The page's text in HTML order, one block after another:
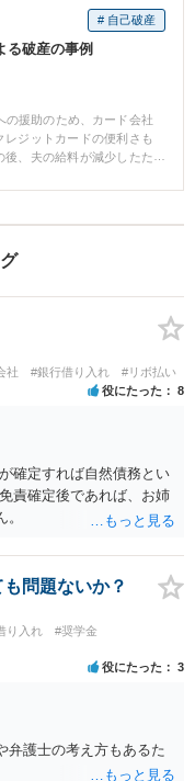
# 自己破産
る破産の事例
の援助のため、カード会社
ジットカードの便利さも
、夫の給料が減少したた
】 破産申立てとなり、そ
社 #銀行借り入れ #リボ払い
役にたった 8
確定すれば自然債務とい
責確定後であれば、お姉
問題ないか？
り入れ
#奨学金
役にたった 3
弁護士の考え方もあるた